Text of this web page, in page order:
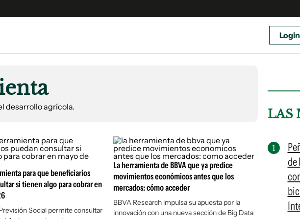
y Legales
Login
desarrollo agrícola.
para que beneficiarios
si tienen algo para cobrar en
Social permite consultar
La herramienta de BBVA que ya predice
movimientos económicos antes que los
mercados: cómo acceder
BBVA Research impulsa su apuesta por la
innovación con una nueva sección de Big Data
LAS
de